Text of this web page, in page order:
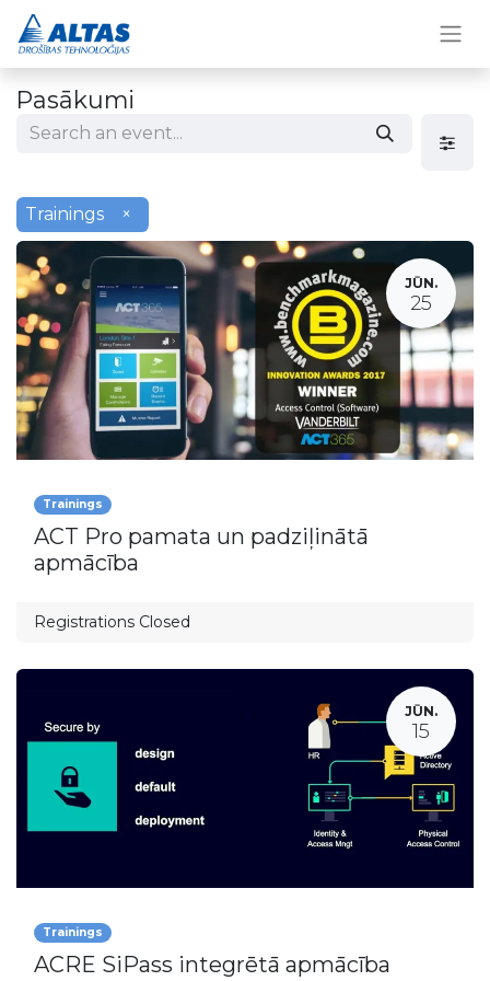
Pasākumi
Trainings ×
JŪN.
25
Trainings
ACT Pro pamata un padziļinātā
apmācība
Registrations Closed
JŪN.
15
Trainings
ACRE SiPass integrētā apmācība